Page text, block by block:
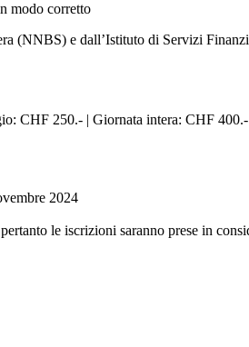
modo corretto
(NNBS) e dall’Istituto di Servizi
CHF 250.- | Giornata intera: CHF
2024
le iscrizioni saranno prese in